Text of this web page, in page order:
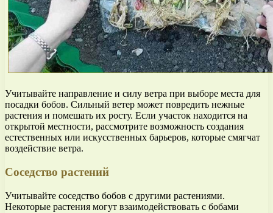
Учитывайте направление и силу ветра при выборе места для
посадки бобов. Сильный ветер может повредить нежные
растения и помешать их росту. Если участок находится на
открытой местности, рассмотрите возможность создания
естественных или искусственных барьеров, которые смягчат
воздействие ветра.
Соседство растений
Учитывайте соседство бобов с другими растениями.
Некоторые растения могут взаимодействовать с бобами